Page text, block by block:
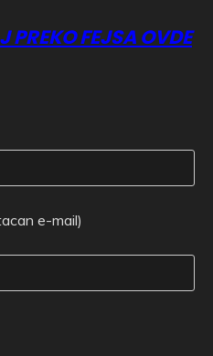
PREKO FEJSA OVDE
e-mail)